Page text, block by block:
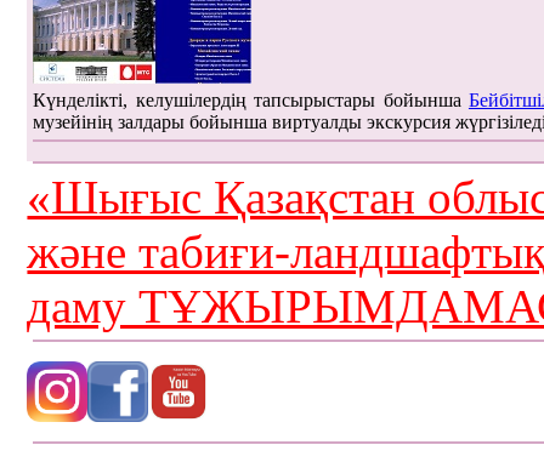
Күнделікті, келушілердің тапсырыстары бойынша
музейінің залдары бойынша виртуалды экскурсия
«Шығыс Қазақстан
және табиғи-
даму